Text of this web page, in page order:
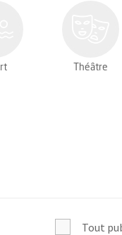
Théâtre
Tout